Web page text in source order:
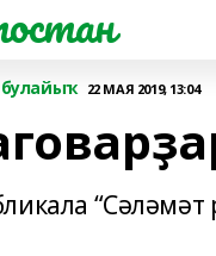
22 МАЯ 2019, 13:04